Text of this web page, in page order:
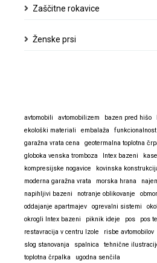
Zaščitne rokavice
Ženske prsi
avtomobili avtomobilizem bazen pred hišo
ekološki materiali
embalaža funkcionalnost
garažna vrata cena
geotermalna toplotna
globoka venska tromboza
Intex bazeni
kompresijske nogavice
kovinska
moderna garažna vrata
morska hrana
napihljivi bazeni
notranje oblikovanje
oddajanje apartmajev
ogrevalni sistemi
okrogli Intex bazeni
piknik ideje pos pos
restavracija v centru Izole
risbe avtomobilov
slog stanovanja
spalnica tehnične
toplotna črpalka
ugodna senčila